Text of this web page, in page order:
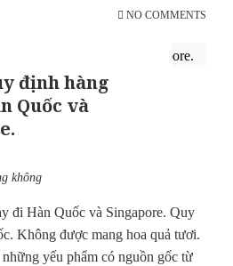
NO COMMENTS
định hàng
Quốc và
không
đi Hàn Quốc và Singapore. Quy
Không được mang hoa quả tươi.
yếu phẩm có nguồn gốc từ